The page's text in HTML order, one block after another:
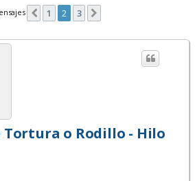
Anterior
1 2 3
Tortura o Rodillo - Hilo